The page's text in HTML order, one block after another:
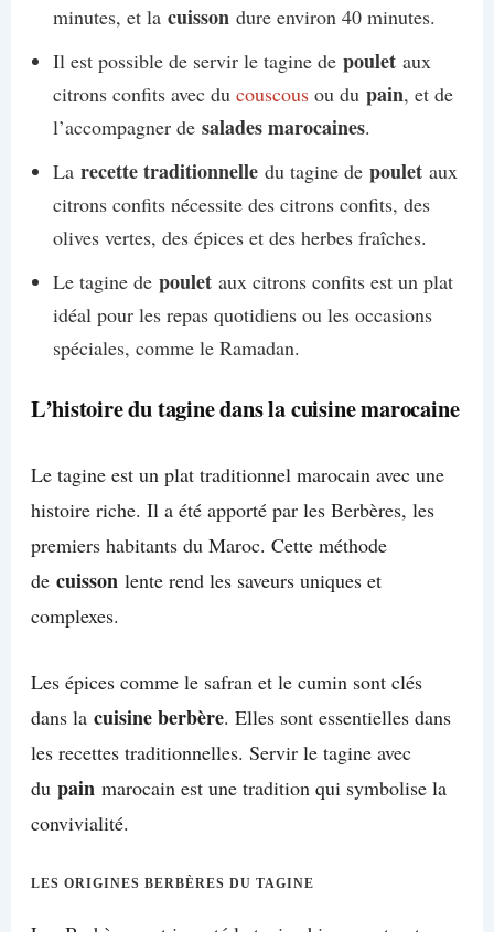
minutes, et la cuissondure environ 40 minutes.
Il est possible de servir le tagine de pouletaux
citrons confits avec du couscousou du pain, et de
l’accompagner de salades marocaines.
La recette traditionnelledu tagine de pouletaux
citrons confits nécessite des citrons confits, des
olives vertes, des épices et des herbes fraîches.
Le tagine de pouletaux citrons confits est un plat
idéal pour les repas quotidiens ou les occasions
spéciales, comme le Ramadan.
L’histoire du tagine dans la cuisine marocaine
Le tagine est un plat traditionnel marocain avec une
histoire riche. Il a été apporté par les Berbères, les
premiers habitants du Maroc. Cette méthode
de cuisson lente rend les saveurs uniques et
complexes.
Les épices comme le safran et le cumin sont clés
dans la cuisine berbère. Elles sont essentielles dans
les recettes traditionnelles. Servir le tagine avec
du painmarocain est une tradition qui symbolise la
convivialité.
LES ORIGINES BERBÈRES DU TAGINE